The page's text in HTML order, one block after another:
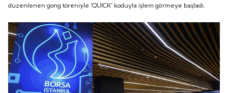
düzenlenen gong töreniyle 'QUICK' koduyla işlem görmeye başladı.